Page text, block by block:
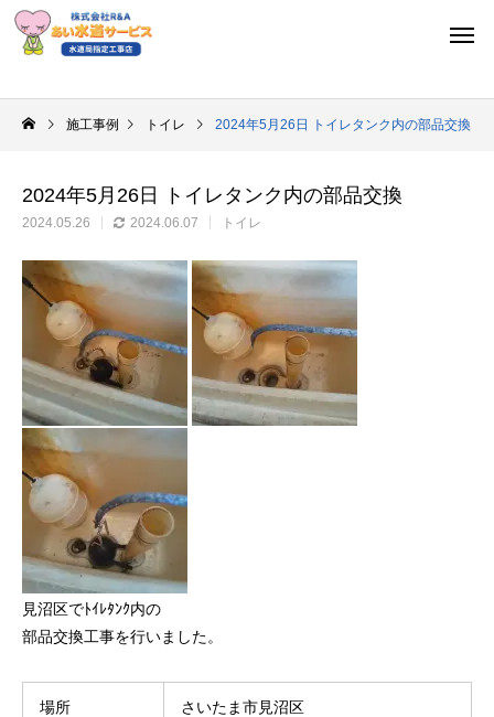
施工事例 トイレ 2024年5月26日 トイレタンク内の部品交換
2024年5月26日 トイレタンク内の部品交換
2024.05.26 2024.06.07 トイレ
見沼区でﾄｲﾚﾀﾝｸ内の
部品交換工事を行いました。
場所 さいたま市見沼区